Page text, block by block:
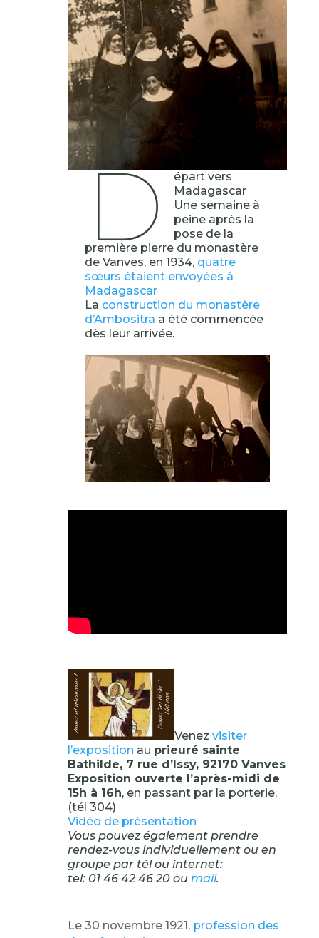
D
épart vers
Madagascar
Une semaine à
peine après la
pose de la
première pierre du monastère
de Vanves, en 1934, quatre
sœurs étaient envoyées à
Madagascar
La construction du monastère
d’Ambositra a été commencée
dès leur arrivée.
Venez visiter
l’exposition au prieuré sainte
Bathilde, 7 rue d’Issy, 92170 Vanves
Exposition ouverte l’après-midi de
15h à 16h, en passant par la porterie,
(tél 304)
Vidéo de présentation
Vous pouvez également prendre
rendez-vous individuellement ou en
groupe par tél ou internet:
tel: 01 46 42 46 20 ou mail.
Le 30 novembre 1921, profession des